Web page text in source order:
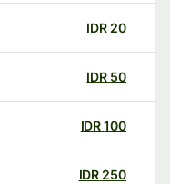
20
IDR
50
IDR
100
IDR
250
IDR